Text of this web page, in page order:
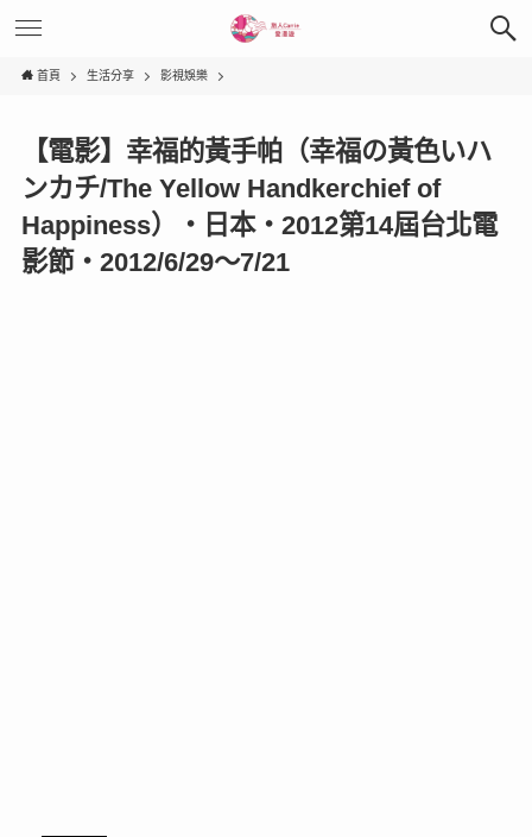
首頁 生活分享 影視娛樂
【電影】幸福的黃手帕（幸福の黃色いハ
ンカチ/The Yellow Handkerchief of
Happiness）‧日本‧2012第14屆台北電
影節‧2012/6/29～7/21